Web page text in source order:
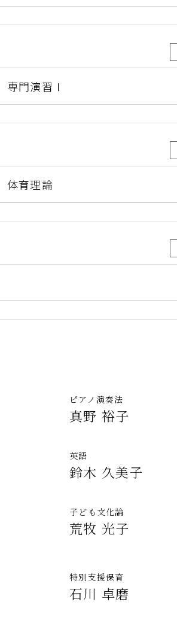
専門演習Ⅰ
体育理論
ピアノ演奏法
真野 裕子
英語
鈴木 久美子
子ども文化論
荒牧 光子
特別支援保育
石川 卓磨